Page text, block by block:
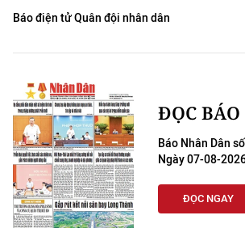
Báo điện tử Quân đội nhân dân
ĐỌC
Báo Nhân Dân
Ngày 07-08-
ĐỌC NGAY